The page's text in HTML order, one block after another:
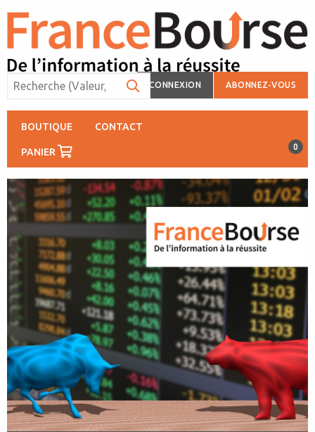
CONNEXION ABONNEZ-VOUS
BOUTIQUE CONTACT
PANIER 0